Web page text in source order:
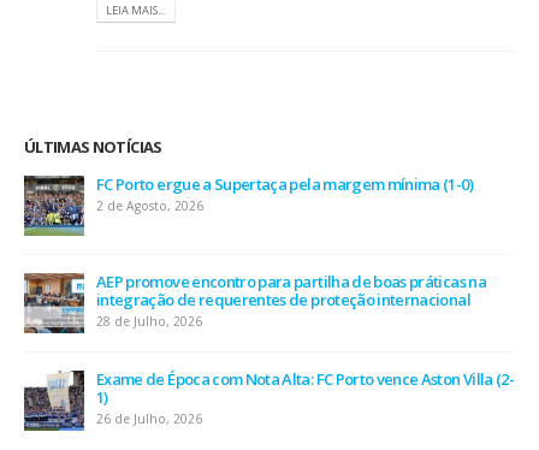
LEIA MAIS...
ÚLTIMAS NOTÍCIAS
FC Porto ergue a Supertaça pela margem mínima (1-0)
2 de Agosto, 2026
AEP promove encontro para partilha de boas práticas na
integração de requerentes de proteção internacional
28 de Julho, 2026
Exame de Época com Nota Alta: FC Porto vence Aston Villa (2-
1)
26 de Julho, 2026